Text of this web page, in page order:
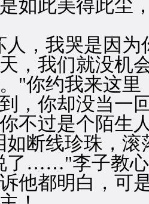
此美得此尘，
我哭是因为
，我们就没
"你约我来这
，你却没当一
不过是个陌生
断线珍珠，滚
……"李子教心
都明白，可是